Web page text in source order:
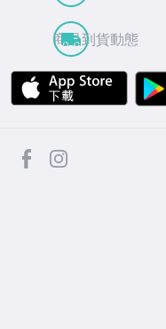
商品到貨動態
APP
facebook